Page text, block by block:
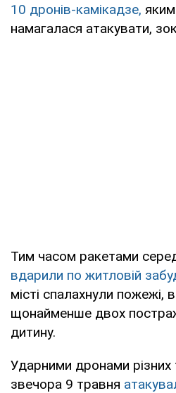
10 дронів-камікадзе,
намагалася атакувати,
Тим часом ракетами
вдарили по житловій
місті спалахнули пожежі,
щонайменше двох
дитину.
Ударними дронами різних
звечора 9 травня